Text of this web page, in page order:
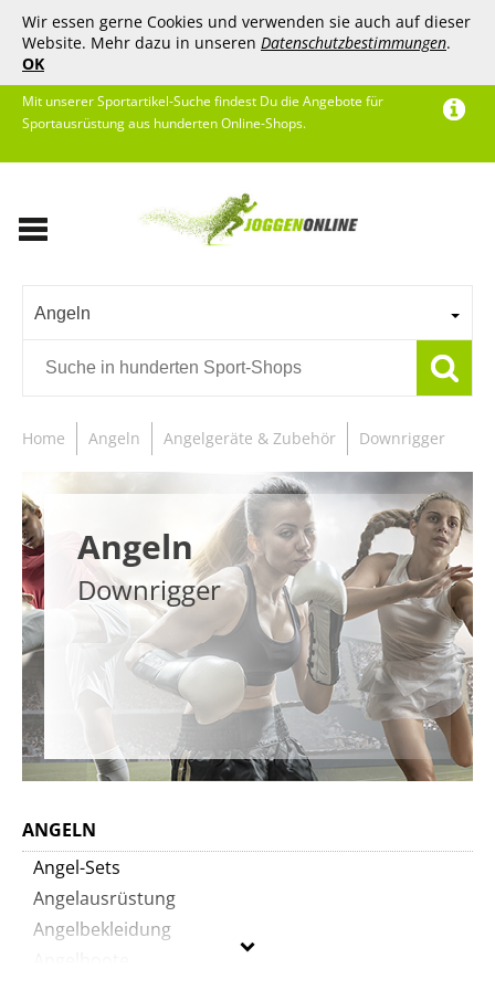
Wir essen gerne Cookies und verwenden sie auch auf dieser
Website. Mehr dazu in unseren Datenschutzbestimmungen.
OK
Mit unserer Sportartikel-Suche findest Du die Angebote für
Sportausrüstung aus hunderten Online-Shops.
Angeln
Home Angeln Angelgeräte & Zubehör Downrigger
Angeln
Downrigger
ANGELN
Angel-Sets
Angelausrüstung
Angelbekleidung